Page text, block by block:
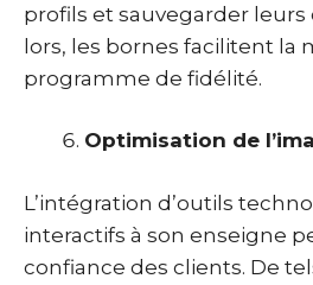
profils et sauvegarder
lors, les bornes facilitent la
programme de fidélité.
Optimisation de
L’intégration d’outils
interactifs à son enseigne
confiance des clients. De